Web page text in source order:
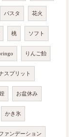
パスタ 花火
桃 ソフト
りんご飴
スプリット
お盆休み
かき氷
ァンデーション